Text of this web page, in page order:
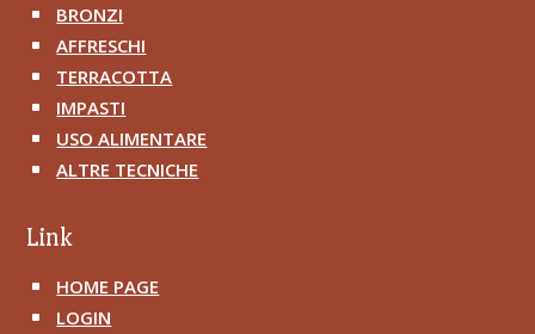
^ BRONZI
^ AFFRESCHI
^ TERRACOTTA
^ IMPASTI
^ USO ALIMENTARE
^ ALTRE TECNICHE
Link
^ HOME PAGE
^ LOGIN